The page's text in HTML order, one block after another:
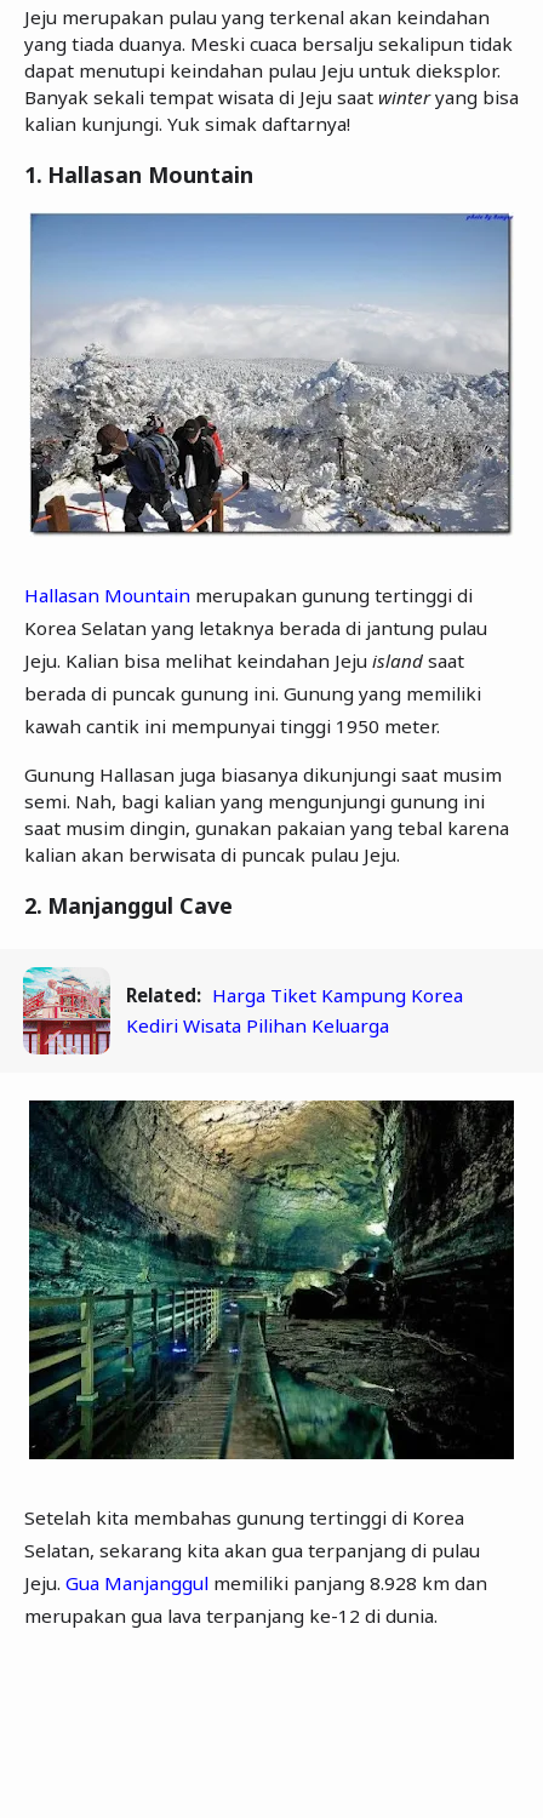
Jeju merupakan pulau yang terkenal akan keindahan
yang tiada duanya. Meski cuaca bersalju sekalipun tidak
dapat menutupi keindahan pulau Jeju untuk dieksplor.
Banyak sekali tempat wisata di Jeju saat winteryang bisa
kalian kunjungi. Yuk simak daftarnya!
1. Hallasan Mountain
Hallasan Mountainmerupakan gunung tertinggi di
Korea Selatan yang letaknya berada di jantung pulau
Jeju. Kalian bisa melihat keindahan Jeju islandsaat
berada di puncak gunung ini. Gunung yang memiliki
kawah cantik ini mempunyai tinggi 1950 meter.
Gunung Hallasan juga biasanya dikunjungi saat musim
semi. Nah, bagi kalian yang mengunjungi gunung ini
saat musim dingin, gunakan pakaian yang tebal karena
kalian akan berwisata di puncak pulau Jeju.
2. Manjanggul Cave
Related: Harga Tiket Kampung Korea
Kediri Wisata Pilihan Keluarga
Setelah kita membahas gunung tertinggi di Korea
Selatan, sekarang kita akan gua terpanjang di pulau
Jeju. Gua Manjanggulmemiliki panjang 8.928 km dan
merupakan gua lava terpanjang ke-12 di dunia.